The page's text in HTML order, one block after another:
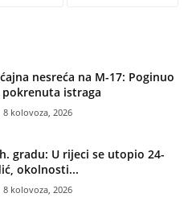
nesreća na M-17: Poginuo
istraga
8 kolovoza, 2026
gradu: U rijeci se utopio 24-
okolnosti...
8 kolovoza, 2026